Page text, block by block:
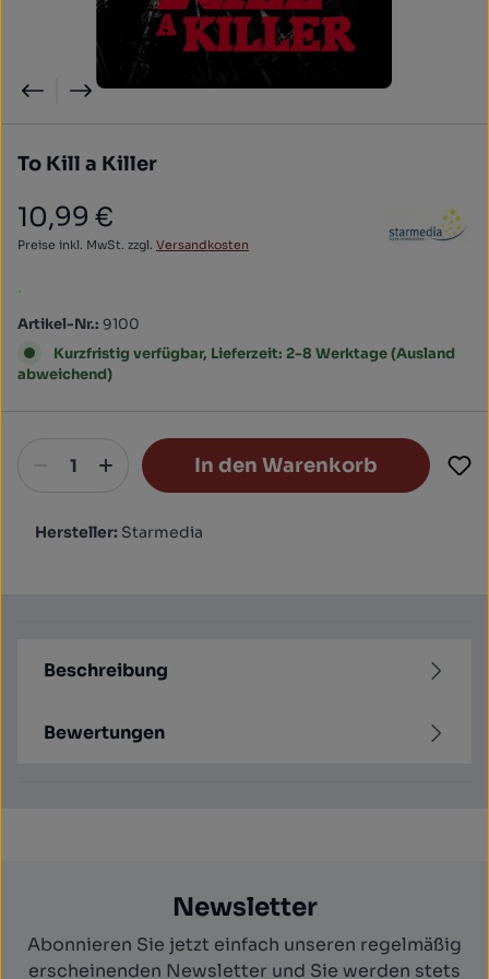
To Kill a Killer
Regulärer Preis:
10,99 €
Preise inkl. MwSt. zzgl. Versandkosten
.
Artikel-Nr.: 9100
Kurzfristig verfügbar, Lieferzeit: 2-8 Werktage (Ausland
abweichend)
In den Warenkorb
Hersteller: Starmedia
Beschreibung
Bewertungen
Newsletter
Abonnieren Sie jetzt einfach unseren regelmäßig
erscheinenden Newsletter und Sie werden stets